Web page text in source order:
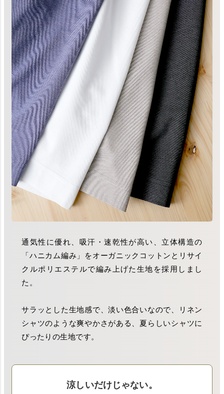
通気性に優れ、吸汗・速乾性が高い、立体構造の
「ハニカム編み」をオーガニックコットンとリサイ
クルポリエステルで編み上げた生地を採用しまし
た。
サラッとした生地感で、淡い色合いなので、リネン
シャツのような爽やかさがある、夏らしいシャツに
ぴったりの生地です。
涼しいだけじゃない。